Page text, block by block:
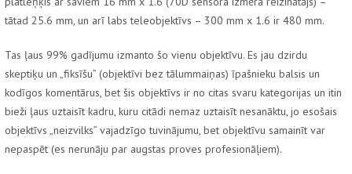
tātad 25.6 mm, un arī labs teleobjektīvs – 300 mm x 1.6 ir 480 mm.
Tas ļaus 99% gadījumu izmanto šo vienu objektīvu. Es jau dzirdu
skeptiķu un „fiksīšu” (objektīvi bez tālummaiņas) īpašnieku balsis un
kodīgos komentārus, bet šis objektīvs ir no citas svaru kategorijas un itin
bieži ļaus uztaisīt kadru, kuru citādi nemaz uztaisīt nesanāktu, jo esošais
objektīvs „neizvilks” vajadzīgo tuvinājumu, bet objektīvu samainīt var
nepaspēt (es nerunāju par augstas proves profesionāļiem).